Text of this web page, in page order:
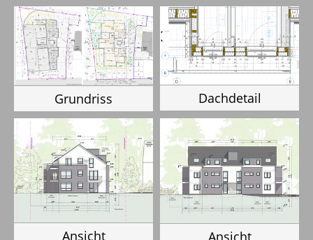
Grundriss Dachdetail
Ansicht Ansicht